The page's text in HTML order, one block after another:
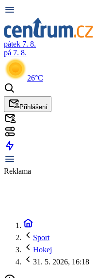
pátek 7. 8.
pá 7. 8.
26°C
Přihlášení
Reklama
Sport
Hokej
31. 5. 2026, 16:18